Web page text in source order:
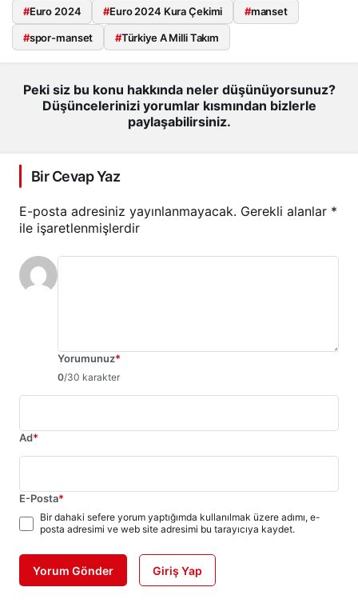
#Euro 2024 #Euro 2024 Kura Çekimi #manset
#spor-manset #Türkiye A Milli Takım
Peki siz bu konu hakkında neler düşünüyorsunuz?
Düşüncelerinizi yorumlar kısmından bizlerle
paylaşabilirsiniz.
Bir Cevap Yaz
E-posta adresiniz yayınlanmayacak. Gerekli alanlar *
ile işaretlenmişlerdir
Yorumunuz*
0/30 karakter
Ad*
E-Posta*
Bir dahaki sefere yorum yaptığımda kullanılmak üzere adımı, e-
posta adresimi ve web site adresimi bu tarayıcıya kaydet.
Yorum Gönder Giriş Yap